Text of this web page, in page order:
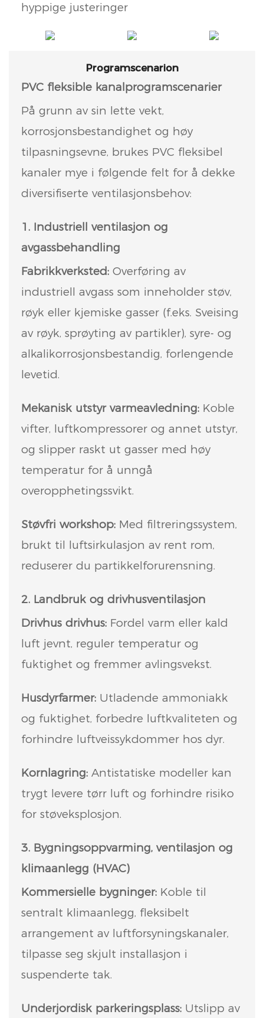
hyppige justeringer
Programscenarion
PVC fleksible kanalprogramscenarier
På grunn av sin lette vekt,
korrosjonsbestandighet og høy
tilpasningsevne, brukes PVC fleksibel
kanaler mye i følgende felt for å dekke
diversifiserte ventilasjonsbehov:
1. Industriell ventilasjon og
avgassbehandling
Fabrikkverksted: Overføring av
industriell avgass som inneholder støv,
røyk eller kjemiske gasser (f.eks. Sveising
av røyk, sprøyting av partikler), syre- og
alkalikorrosjonsbestandig, forlengende
levetid.
Mekanisk utstyr varmeavledning: Koble
vifter, luftkompressorer og annet utstyr,
og slipper raskt ut gasser med høy
temperatur for å unngå
overopphetingssvikt.
Støvfri workshop: Med filtreringssystem,
brukt til luftsirkulasjon av rent rom,
reduserer du partikkelforurensning.
2. Landbruk og drivhusventilasjon
Drivhus drivhus: Fordel varm eller kald
luft jevnt, reguler temperatur og
fuktighet og fremmer avlingsvekst.
Husdyrfarmer: Utladende ammoniakk
og fuktighet, forbedre luftkvaliteten og
forhindre luftveissykdommer hos dyr.
Kornlagring: Antistatiske modeller kan
trygt levere tørr luft og forhindre risiko
for støveksplosjon.
3. Bygningsoppvarming, ventilasjon og
klimaanlegg (HVAC)
Kommersielle bygninger: Koble til
sentralt klimaanlegg, fleksibelt
arrangement av luftforsyningskanaler,
tilpasse seg skjult installasjon i
suspenderte tak.
Underjordisk parkeringsplass: Utslipp av